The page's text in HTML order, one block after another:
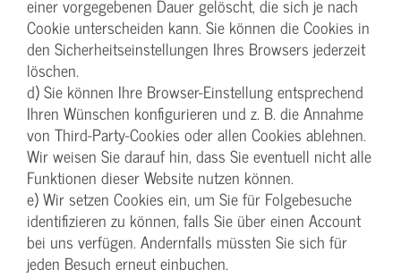
einer vorgegebenen Dauer gelöscht, die sich je nach
Cookie unterscheiden kann. Sie können die Cookies in
den Sicherheitseinstellungen Ihres Browsers jederzeit
löschen.
d) Sie können Ihre Browser-Einstellung entsprechend
Ihren Wünschen konfigurieren und z. B. die Annahme
von Third-Party-Cookies oder allen Cookies ablehnen.
Wir weisen Sie darauf hin, dass Sie eventuell nicht alle
Funktionen dieser Website nutzen können.
e) Wir setzen Cookies ein, um Sie für Folgebesuche
identifizieren zu können, falls Sie über einen Account
bei uns verfügen. Andernfalls müssten Sie sich für
jeden Besuch erneut einbuchen.